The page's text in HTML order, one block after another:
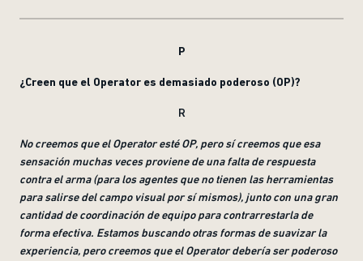
P
¿Creen que el Operator es demasiado poderoso (OP)?
R
No creemos que el Operator esté OP, pero sí creemos que esa
sensación muchas veces proviene de una falta de respuesta
contra el arma (para los agentes que no tienen las herramientas
para salirse del campo visual por sí mismos), junto con una gran
cantidad de coordinación de equipo para contrarrestarla de
forma efectiva. Estamos buscando otras formas de suavizar la
experiencia, pero creemos que el Operator debería ser poderoso